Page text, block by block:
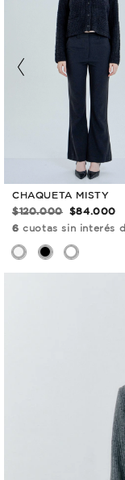
CHAQUETA MISTY
$120.000
$84.000
6 cuotas sin interés